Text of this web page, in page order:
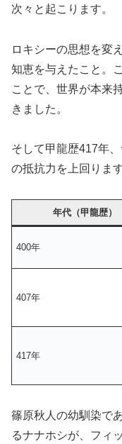
次々と起こります。
ロキシーの思想を変
知恵を与えたこと。
ことで、世界が本来
きました。
そして甲龍歴417年
の抵抗力を上回ります
年代（甲龍歴）
400年
407年
417年
篠原秋人の幼馴染で
るナナホシが、フィ